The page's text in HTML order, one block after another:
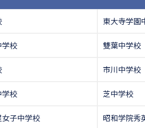
東大寺学園
校 雙葉中学校
市川中学校
校 芝中学校
子中学校 昭和学院秀